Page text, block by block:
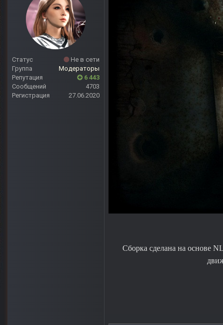
Статус
Не в сети
Группа
Модераторы
Репутация
6 443
Сообщений
4703
Регистрация
27.06.2020
Сборка сделана на основе